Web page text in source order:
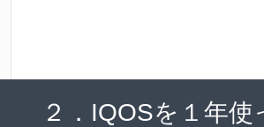
２．IQOSを１年使